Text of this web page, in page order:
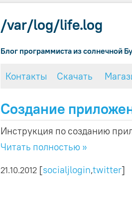
/var/log/life.log
Блог программиста из солнечной
Контакты Скачать
Создание
Инструкция по созданию
Читать полностью »
21.10.2012 [socialjlogin,twitter]